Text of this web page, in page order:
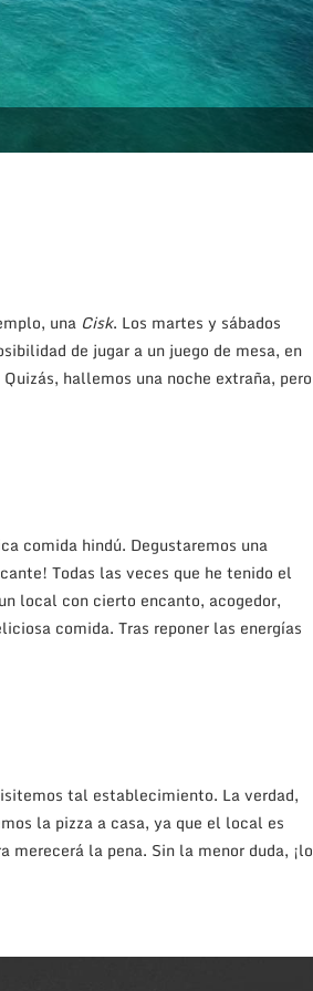
una Cisk. Los martes y sábados
de jugar a un juego de mesa, en
hallemos una noche extraña, pero
comida hindú. Degustaremos una
Todas las veces que he tenido el
local con cierto encanto, acogedor,
comida. Tras reponer las energías
tal establecimiento. La verdad,
la pizza a casa, ya que el local es
merecerá la pena. Sin la menor duda, ¡lo